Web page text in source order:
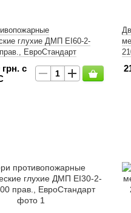
глухие ДМП ЕІ60-2-
ЕвроСтандарт
грн. с